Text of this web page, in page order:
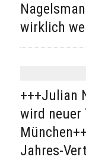
wirklich
+++Julian
wird neuer
Jahres-